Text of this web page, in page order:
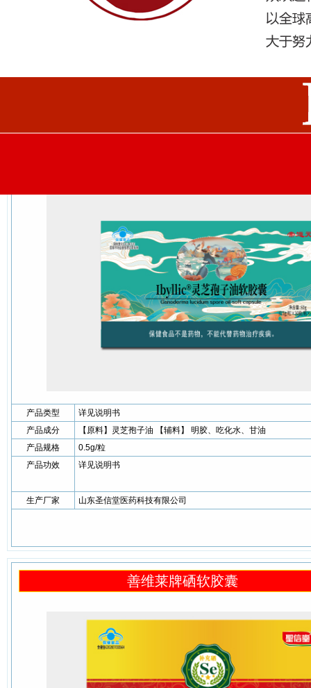
产品类型
详见说明书
产品成分
【原料】灵芝孢子油 【辅料】 明胶、吃化水、甘油
产品规格
0.5g/粒
产品功效
详见说明书
生产厂家 山东圣信堂医药科技有限公司
善维莱牌硒软胶囊